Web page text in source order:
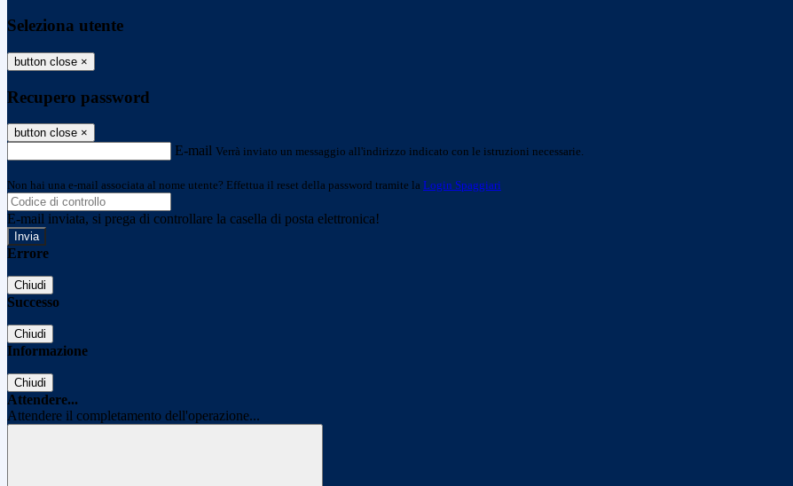
Seleziona utente
button close ×
Recupero password
button close ×
E-mail Verrà inviato un messaggio all'indirizzo indicato con le istruzioni necessarie.
Non hai una e-mail associata al nome utente? Effettua il reset della password tramite la Login Spaggiari
E-mail inviata, si prega di controllare la casella di posta elettronica!
Errore
Chiudi
Successo
Chiudi
Informazione
Chiudi
Attendere...
Attendere il completamento dell'operazione...